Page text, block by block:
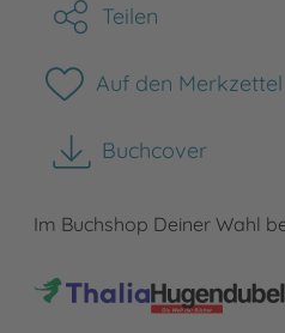
Teilen
Auf den Merkzettel
Buchcover
herunterladen
Im Buchshop Deiner Wahl